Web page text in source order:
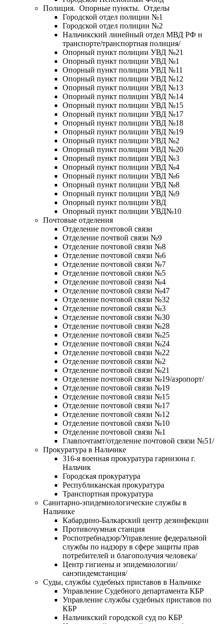
Полиция. Опорные пункты. Отделы
Городской отдел полиции №1
Городской отдел полиции №2
Нальчикский линейный отдел МВД РФ н
транспорте/транспортная полиция/
Опорный пункт полиции УВД №21
Опорный пункт полиции УВД №1
Опорный пункт полиции УВД №11
Опорный пункт полиции УВД №12
Опорный пункт полиции УВД №13
Опорный пункт полиции УВД №14
Опорный пункт полиции УВД №15
Опорный пункт полиции УВД №17
Опорный пункт полиции УВД №18
Опорный пункт полиции УВД №19
Опорный пункт полиции УВД №2
Опорный пункт полиции УВД №20
Опорный пункт полиции УВД №3
Опорный пункт полиции УВД №4
Опорный пункт полиции УВД №6
Опорный пункт полиции УВД №8
Опорный пункт полиции УВД №9
Опорный пункт полиции УВД
Опорный пункт полиции УВД№10
Почтовые отделения
Отделение почтовой связи
Отделение почтвой связи №9
Отделение почтовой связи №8
Отделение почтовой связи №6
Отделение почтовой связи №7
Отделение почтовой связи №5
Отделение почтовой связи №4
Отделение почтовой связи №47
Отделение почтовой связи №32
Отделение почтовой связи №3
Отделение почтовой связи №30
Отделение почтовой связи №28
Отделение почтовой связи №25
Отделение почтовой связи №24
Отделение почтовой связи №22
Отделение почтовой связи №2
Отделение почтовой связи №21
Отделение почтовой связи №19/аэропорт/
Отделение почтовой связи №19
Отделение почтовой связи №15
Отделение почтовой связи №17
Отделение почтовой связи №12
Отделение почтовой связи №10
Отделение почтовой связи №1
Главпочтамт/отделение почтовой связи №51/
Прокуратура в Нальчике
316-я военная прокуратура гарнизона г.
Нальчик
Городская прокуратура
Республиканская прокуратура
Транспортная прокуратура
Санитарно-эпидемиологические службы в
Нальчике
Кабардино-Балкарский центр дезинфекции
Противочумная станция
Роспотребнадзор/Управление федеральной
службы по надзору в сфере защиты прав
потребителей и благополучия человека/
Центр гигиены и эпидемиологии/
санэпидемстанция/
Суды, службы судебных приставов в Нальчике
Управление Судебного департамента КБР
Управление службы судебных приставов по
КБР
Нальчикский городской суд по КБР